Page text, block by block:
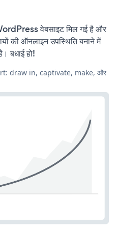
वेबसाइट मिल गई है और
की ऑनलाइन उपस्थिति बनाने में
बधाई हो!
draw in, captivate, make, और